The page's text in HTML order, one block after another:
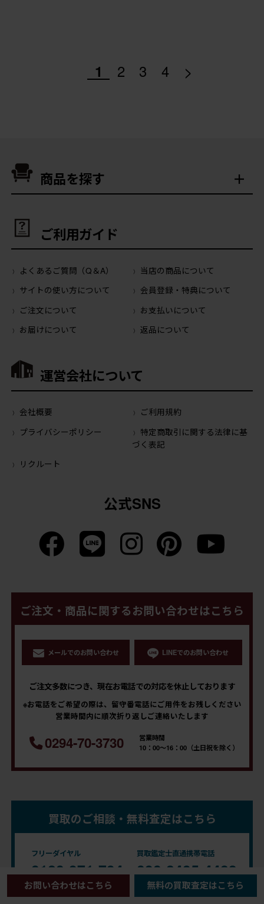
1 2 3 4 >
商品を探す
ご利用ガイド
よくあるご質問（Q＆A）
当店の商品について
サイトの使い方について
会員登録・特典について
ご注文について
お支払いについて
お届けについて
返品について
運営会社について
会社概要
ご利用規約
プライバシーポリシー
特定商取引に関する法律に基
づく表記
リクルート
公式SNS
ご注文・商品に関するお問い合わせはこちら
メールでのお問い合わせ LINEでのお問い合わせ
ご注文多数につき、現在お電話での対応を休止しております
※お電話をご希望の際は、留守番電話にご用件をお残しください
営業時間内に順次折り返しご連絡いたします
0294-70-3730
営業時間
10：00～16：00（土日祝を除く）
買取のご相談・無料査定はこちら
フリーダイヤル
0120-971-794
買取鑑定士直通携帯電話
090-2495-4483
電話受付時間 10：00～17：00 (年中無休)
お問い合わせはこちら 無料の買取査定はこちら